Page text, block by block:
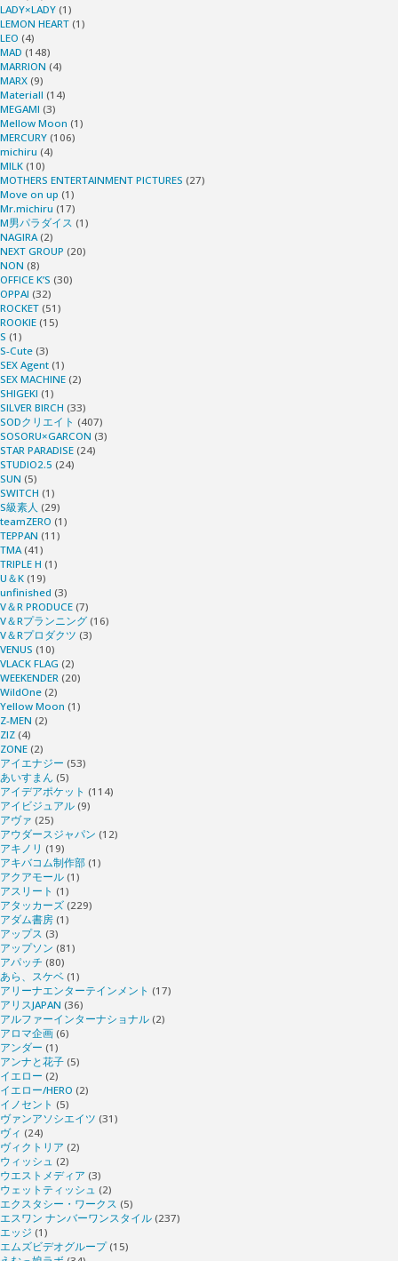
LADY×LADY (1)
LEMON HEART (1)
LEO (4)
MAD (148)
MARRION (4)
MARX (9)
Materiall (14)
MEGAMI (3)
Mellow Moon (1)
MERCURY (106)
michiru (4)
MILK (10)
MOTHERS ENTERTAINMENT PICTURES (27)
Move on up (1)
Mr.michiru (17)
M男パラダイス (1)
NAGIRA(2)
NEXT GROUP (20)
NON (8)
OFFICE K’S (30)
OPPAI (32)
ROCKET (51)
ROOKIE (15)
S (1)
S-Cute (3)
SEX Agent (1)
SEX MACHINE (2)
SHIGEKI (1)
SILVER BIRCH (33)
SODクリエイト (407)
SOSORU×GARCON (3)
STAR PARADISE (24)
STUDIO2.5 (24)
SUN (5)
SWITCH (1)
S級素人 (29)
teamZERO (1)
TEPPAN (11)
TMA(41)
TRIPLE H (1)
U＆K (19)
unfinished (3)
V＆R PRODUCE (7)
V＆Rプランニング (16)
V＆Rプロダクツ (3)
VENUS (10)
VLACK FLAG (2)
WEEKENDER (20)
WildOne (2)
Yellow Moon (1)
Z-MEN (2)
ZIZ (4)
ZONE (2)
アイエナジー (53)
あいすまん (5)
アイデアポケット (114)
アイビジュアル (9)
アヴァ (25)
アウダースジャパン (12)
アキノリ (19)
アキバコム制作部 (1)
アクアモール (1)
アスリート (1)
アタッカーズ (229)
アダム書房 (1)
アップス (3)
アップソン (81)
アパッチ (80)
あら、スケベ (1)
アリーナエンターテインメント (17)
アリスJAPAN (36)
アルファーインターナショナル (2)
アロマ企画 (6)
アンダー (1)
アンナと花子 (5)
イエロー (2)
イエロー/HERO (2)
イノセント (5)
ヴァンアソシエイツ (31)
ヴィ (24)
ヴィクトリア (2)
ウィッシュ (2)
ウエストメディア (3)
ウェットティッシュ (2)
エクスタシー・ワークス (5)
エスワン ナンバーワンスタイル (237)
エッジ (1)
エムズビデオグループ(15)